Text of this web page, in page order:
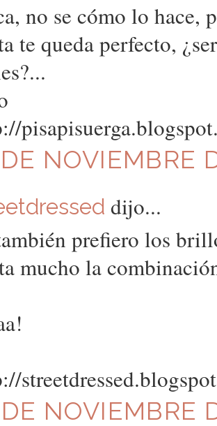
no se cómo lo hace,
te queda perfecto,
NOVIEMBRE
dijo...
prefiero los
mucho la
NOVIEMBRE